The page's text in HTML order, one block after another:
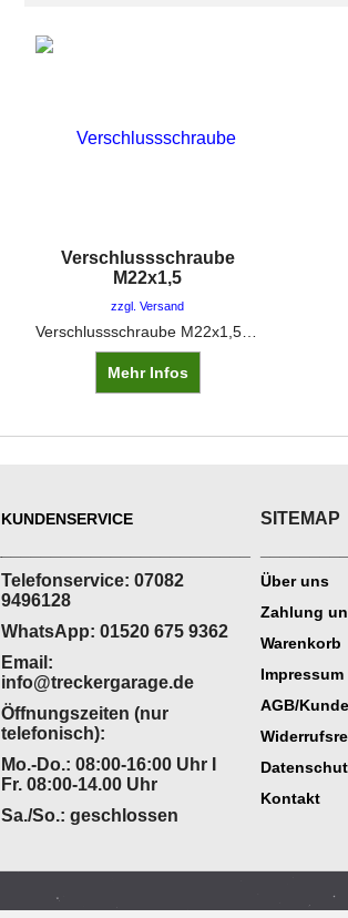
Verschlussschraube
M22x1,5
zzgl. Versand
Mehr Infos
KUNDENSERVICE
Telefonservice: 07082
9496128
WhatsApp: 01520 675 9362
Email:
info@treckergarage.de
Öffnungszeiten (nur
telefonisch):
Mo.-Do.: 08:00-16:00 Uhr I
Fr. 08:00-14.00 Uhr
Sa./So.: geschlossen
SITEMAP
Über uns
Zahlung
Warenkorb
Impressum
AGB/
Kontakt